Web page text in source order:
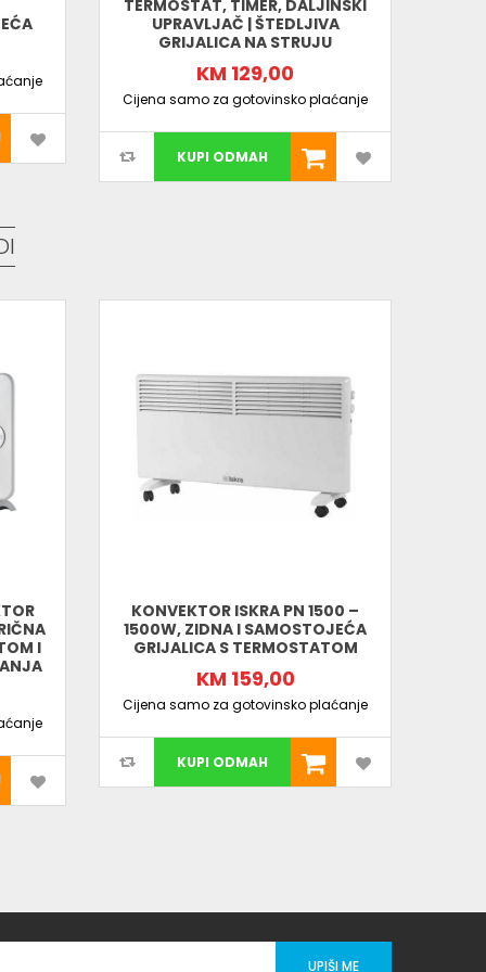
TERMOSTAT, TIMER, DALJINSKI
UPRAVLJAČ | ŠTEDLJIVA
GRIJALICA NA STRUJU
KM 129,00
Cijena samo za gotovinsko plaćanje
KUPI ODMAH
I
KONVEKTOR ISKRA PN 1500 –
1500W, ZIDNA I SAMOSTOJEĆA
GRIJALICA S TERMOSTATOM
KM 159,00
Cijena samo za gotovinsko plaćanje
KUPI ODMAH
UPIŠI ME